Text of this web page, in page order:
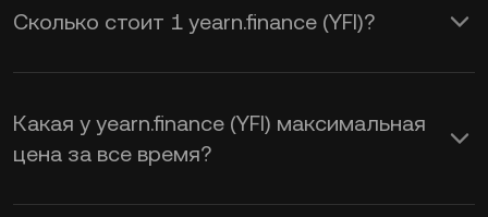
Сколько стоит 1 yearn.finance (YFI)?
KuCoin предоставляет в режиме
реального времени обновление цены
USD для yearn.finance (YFI). На цену
Какая у yearn.finance (YFI) максимальная
цена за все время?